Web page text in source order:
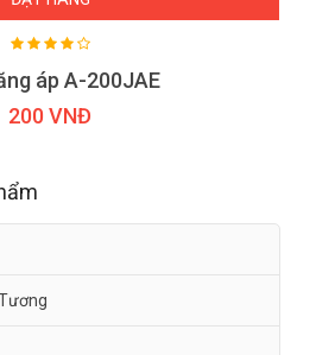
áp A-200JAE
200 VNĐ